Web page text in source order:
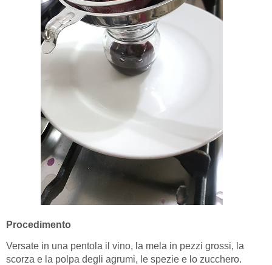
Procedimento
Versate in una pentola il vino, la mela in pezzi grossi, la
scorza e la polpa degli agrumi, le spezie e lo zucchero.